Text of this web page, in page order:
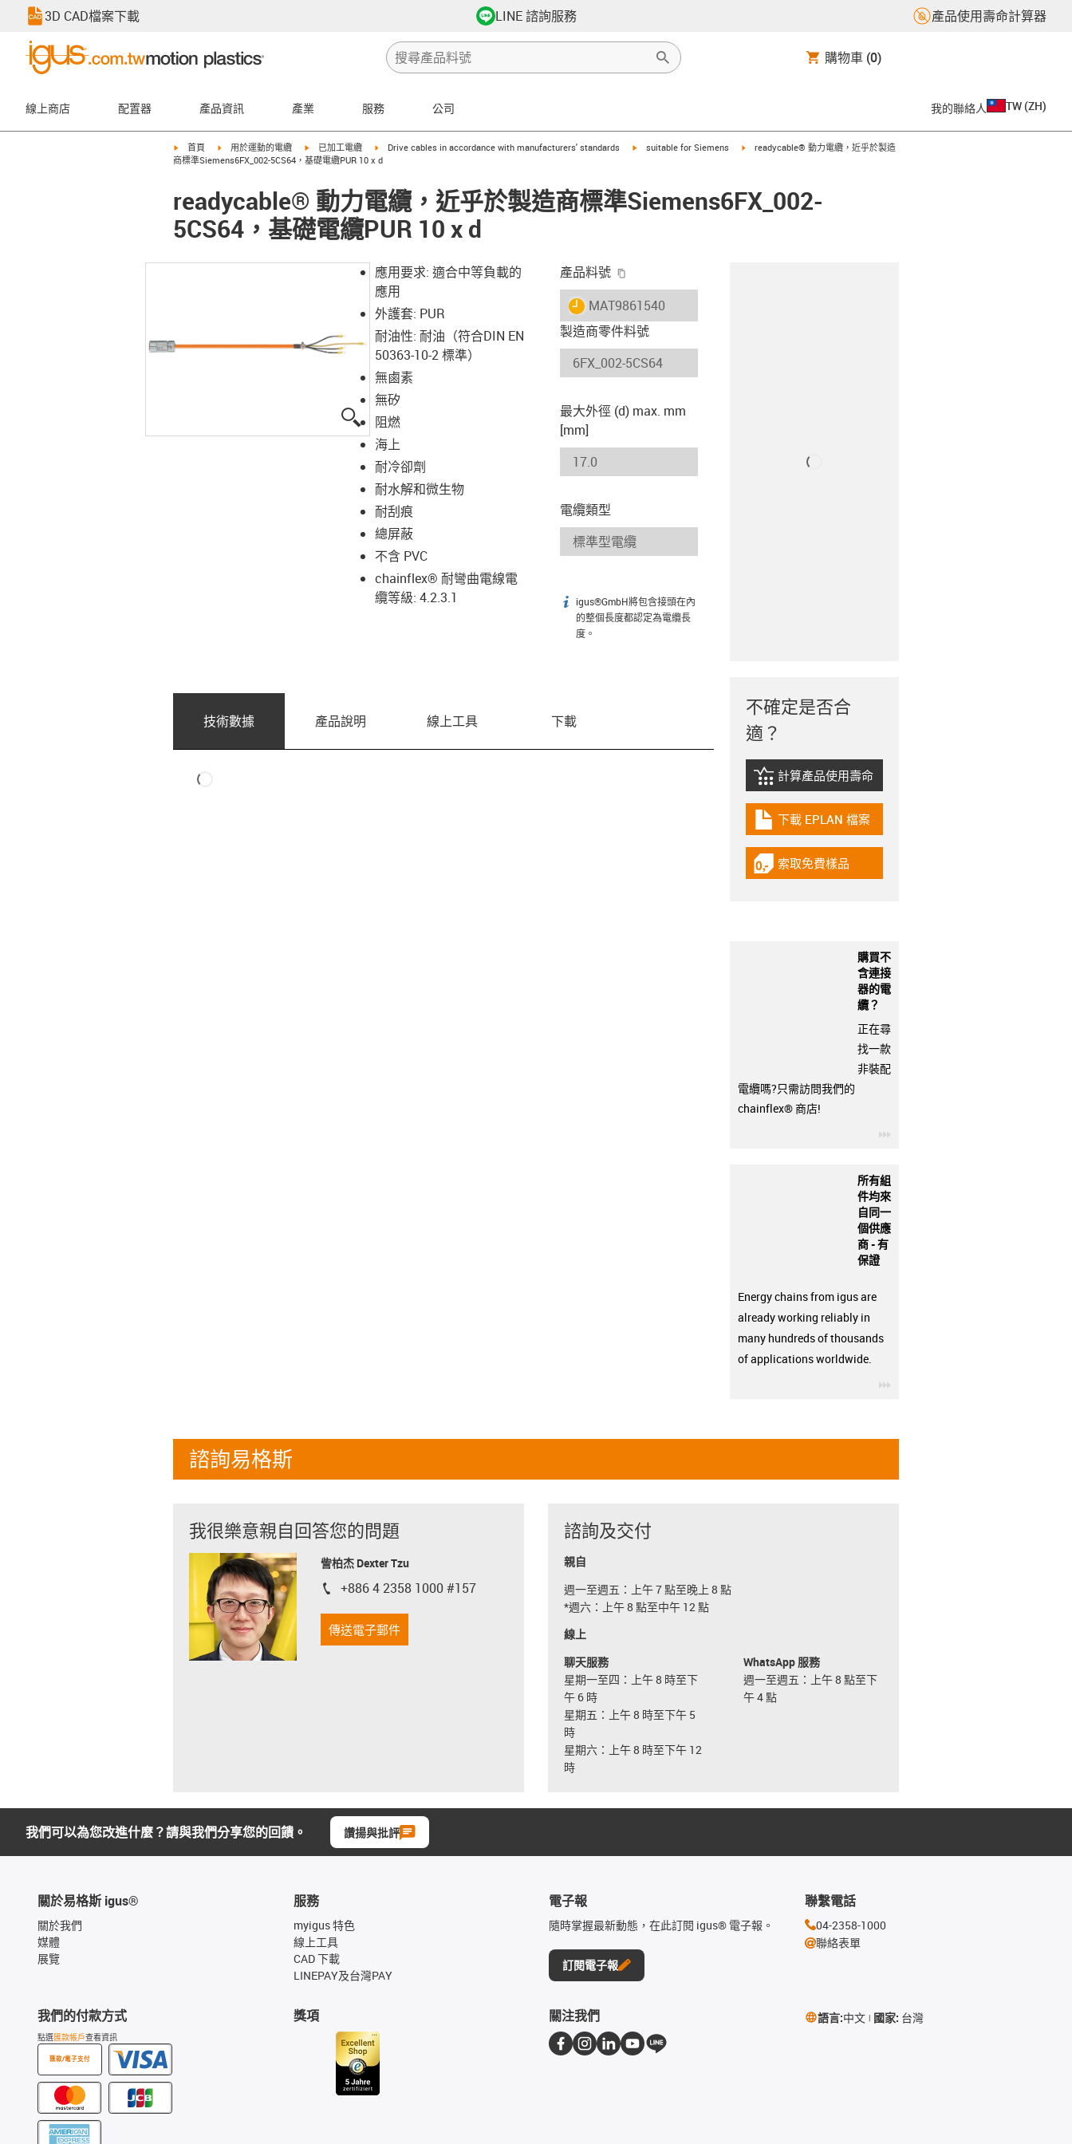
3D CAD檔案下載 LINE 諮詢服務 產品使用壽命計算器
購物車 (0)
線上商店 配置器 產品資訊 產業 服務 公司 我的聯絡人 TW (ZH)
igus-icon-arrow-right
首頁 igus-icon-arrow-right
用於運動的電纜 igus-icon-arrow-right
已加工電纜 igus-icon-arrow-right
Drive cables in accordance with manufacturers' standards igus-icon-arrow-right
suitable for Siemens igus-icon-arrow-right
readycable® 動力電纜，近乎於製造
商標準Siemens6FX_002-5CS64，基礎電纜PUR 10 x d
readycable® 動力電纜，近乎於製造商標準Siemens6FX_002-
5CS64，基礎電纜PUR 10 x d
igus-icon-lupe
應用要求: 適合中等負載的
應用
外護套: PUR
耐油性: 耐油（符合DIN EN
50363-10-2 標準）
無鹵素
無矽
阻燃
海上
耐冷卻劑
耐水解和微生物
耐刮痕
總屏蔽
不含 PVC
chainflex® 耐彎曲電線電
纜等級: 4.2.3.1
產品料號
igus-icon-lieferzeit
MAT9861540
製造商零件料號
最大外徑 (d) max. mm
[mm]
電纜類型
igus-icon-info
igus®GmbH將包含接頭在內
的整個長度都認定為電纜長
度。
技術數據 產品說明 線上工具 下載
不確定是否合
適？
igus-icon-lebensdauerrechner
計算產品使用壽命
igus-icon-download-plan
下載 EPLAN 檔案
igus-icon-gratismuster
索取免費樣品
購買不
含連接
器的電
纜？
正在尋
找一款
非裝配
電纜嗎?只需訪問我們的
chainflex® 商店!
所有組
件均來
自同一
個供應
商 - 有
保證
Energy chains from igus are
already working reliably in
many hundreds of thousands
of applications worldwide.
諮詢易格斯
我很樂意親自回答您的問題
訾柏杰 Dexter Tzu
igus-icon-phone
+886 4 2358 1000 #157
傳送電子郵件
諮詢及交付
親自
週一至週五：上午 7 點至晚上 8 點
*週六：上午 8 點至中午 12 點
線上
聊天服務
星期一至四：上午 8 時至下
午 6 時
星期五：上午 8 時至下午 5
時
星期六：上午 8 時至下午 12
時
WhatsApp 服務
週一至週五：上午 8 點至下
午 4 點
我們可以為您改進什麼？請與我們分享您的回饋。 讚揚與批評
關於易格斯 igus®
關於我們
媒體
展覽
我們的付款方式
點選匯款帳戶查看資訊
匯款/電子支付
服務
myigus 特色
線上工具
CAD 下載
LINEPAY及台灣PAY
獎項
電子報
隨時掌握最新動態，在此訂閱 igus® 電子報。
訂閱電子報
聯繫電話
04-2358-1000
聯絡表單
關注我們 語言:中文 國家: 台灣